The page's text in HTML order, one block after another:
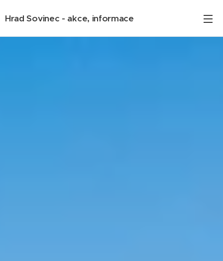
Hrad Sovinec - akce, informace